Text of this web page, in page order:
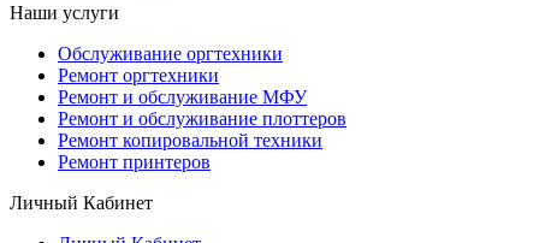
Наши услуги
Обслуживание оргтехники
Ремонт оргтехники
Ремонт и обслуживание МФУ
Ремонт и обслуживание плоттеров
Ремонт копировальной техники
Ремонт принтеров
Личный Кабинет